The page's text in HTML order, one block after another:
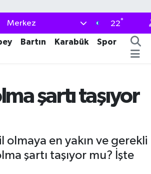
Merkez 22°
Bartın Karabük Spor
şartı taşıyor
olmaya en yakın ve gerekli
şartı taşıyor mu? İşte